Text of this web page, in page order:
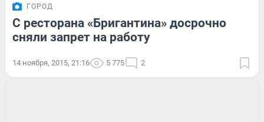
ГОРОД
С ресторана «Бригантина» досрочно
сняли запрет на работу
14 ноября, 2015, 21:16 5 775 2